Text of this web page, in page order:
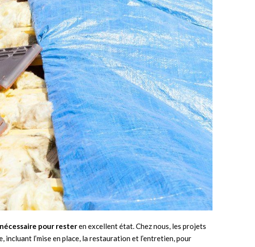
nécessaire pour resteren excellent état. Chez nous, les projets
l’mise en place, la restauration et l’entretien, pour